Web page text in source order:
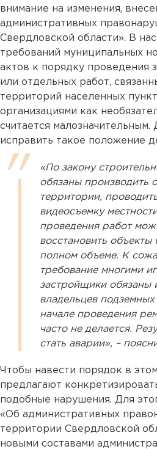
внимание на изменения,
административных
Свердловской области». В
требований муниципальных
актов к порядку проведения
или отдельных работ,
территорий населенных
организациями как
считается
исправить такое положение
«По закону
обязаны производить
территории,
видеосъемку
проведения работ
восстановить объекты
полном объеме. К
требование многими
застройщики обязаны
владельцев
начале проведения
часто не делается.
стать аварии», –
Чтобы навести порядок в
предлагают
подобные нарушения. Для
«Об административных
территории Свердловской
новыми составами